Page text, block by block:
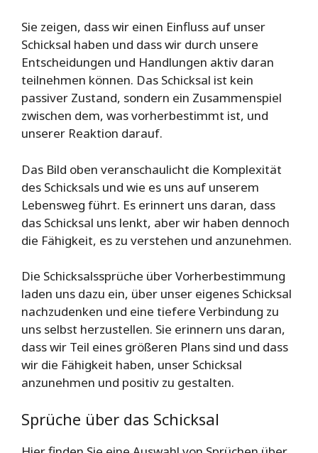
Sie zeigen, dass wir einen Einfluss auf unser
Schicksal haben und dass wir durch unsere
Entscheidungen und Handlungen aktiv daran
teilnehmen können. Das Schicksal ist kein
passiver Zustand, sondern ein Zusammenspiel
zwischen dem, was vorherbestimmt ist, und
unserer Reaktion darauf.
Das Bild oben veranschaulicht die Komplexität
des Schicksals und wie es uns auf unserem
Lebensweg führt. Es erinnert uns daran, dass
das Schicksal uns lenkt, aber wir haben dennoch
die Fähigkeit, es zu verstehen und anzunehmen.
Die Schicksalssprüche über Vorherbestimmung
laden uns dazu ein, über unser eigenes Schicksal
nachzudenken und eine tiefere Verbindung zu
uns selbst herzustellen. Sie erinnern uns daran,
dass wir Teil eines größeren Plans sind und dass
wir die Fähigkeit haben, unser Schicksal
anzunehmen und positiv zu gestalten.
Sprüche über das Schicksal